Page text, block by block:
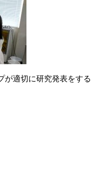
が適切に研究発表をする